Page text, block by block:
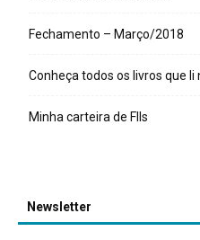
Fechamento – Março/2018
Conheça todos os livros que li
Minha carteira de FIIs
Newsletter